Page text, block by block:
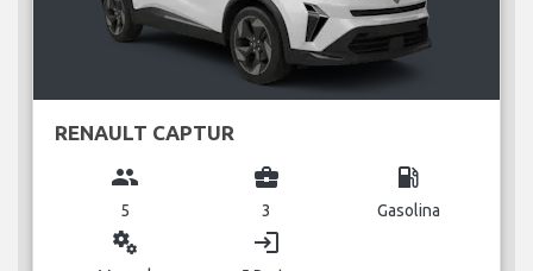
RENAULT CAPTUR
group
5
business_center
3
local_gas_station
Gasolina
miscellaneous_services login